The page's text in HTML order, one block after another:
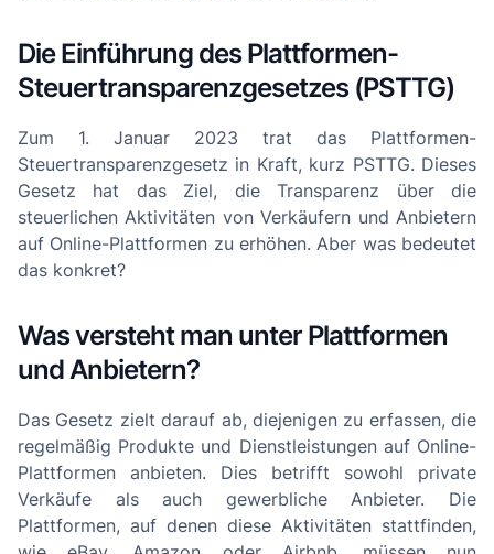
Die Einführung des Plattformen-
Steuertransparenzgesetzes (PSTTG)
Zum 1. Januar 2023 trat das Plattformen-
Steuertransparenzgesetz in Kraft, kurz PSTTG. Dieses
Gesetz hat das Ziel, die Transparenz über die
steuerlichen Aktivitäten von Verkäufern und Anbietern
auf Online-Plattformen zu erhöhen. Aber was bedeutet
das konkret?
Was versteht man unter Plattformen
und Anbietern?
Das Gesetz zielt darauf ab, diejenigen zu erfassen, die
regelmäßig Produkte und Dienstleistungen auf Online-
Plattformen anbieten. Dies betrifft sowohl private
Verkäufe als auch gewerbliche Anbieter. Die
Plattformen, auf denen diese Aktivitäten stattfinden,